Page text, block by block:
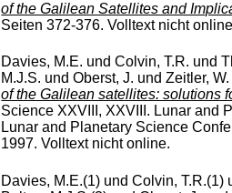
of the Galilean Satellites and
Seiten 372-376. Volltext nicht
Davies, M.E. undColvin, T.R. und
M.J.S. undOberst, J. undZeitler, W.
of the Galilean satellites: solutions
Science XXVIII, XXVIII. Lunar and
Lunar and Planetary Science
1997. Volltext nicht online.
Davies, M.E.(1) undColvin, T.R.(1)